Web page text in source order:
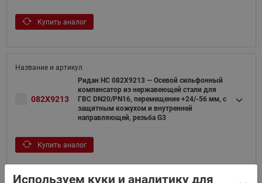
Купить аналог
082X9213
Ридан НС 082X9213 — Осевой сильфонный
компенсатор из нержавеющей стали для
ГВС DN20/PN16, перемещение +24/-56 мм, с
защитным кожухом и внутренней
направляющей, резьба G3
Купить аналог
Используем куки и аналитику для